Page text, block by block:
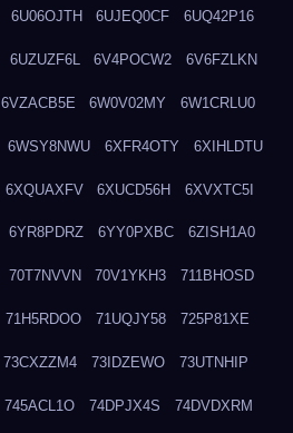
6U06OJTH 6UJEQ0CF 6UQ42P16
6UZUZF6L 6V4POCW2 6V6FZLKN
6VZACB5E 6W0V02MY 6W1CRLU0
6WSY8NWU 6XFR4OTY 6XIHLDTU
6XQUAXFV 6XUCD56H 6XVXTC5I
6YR8PDRZ 6YY0PXBC 6ZISH1A0
70T7NVVN 70V1YKH3 711BHOSD
71H5RDOO 71UQJY58 725P81XE
73CXZZM4 73IDZEWO 73UTNHIP
745ACL1O 74DPJX4S 74DVDXRM